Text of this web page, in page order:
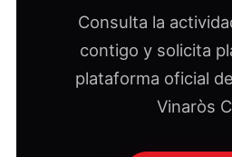
Consulta la
contigo y solicita
plataforma oficial
Vinaròs